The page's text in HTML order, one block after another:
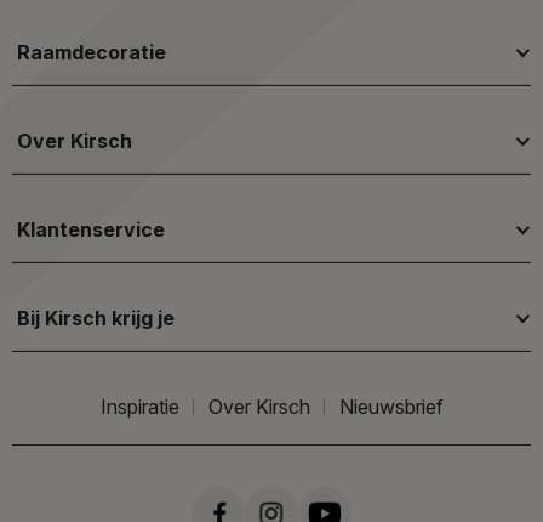
Raamdecoratie
Over Kirsch
Klantenservice
Bij Kirsch krijg je
Inspiratie Over Kirsch Nieuwsbrief